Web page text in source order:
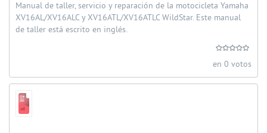
Manual de taller, servicio y reparación de la motocicleta Yamaha
XV16AL/XV16ALC y XV16ATL/XV16ATLC WildStar. Este manual
de taller está escrito en inglés.
en 0 votos